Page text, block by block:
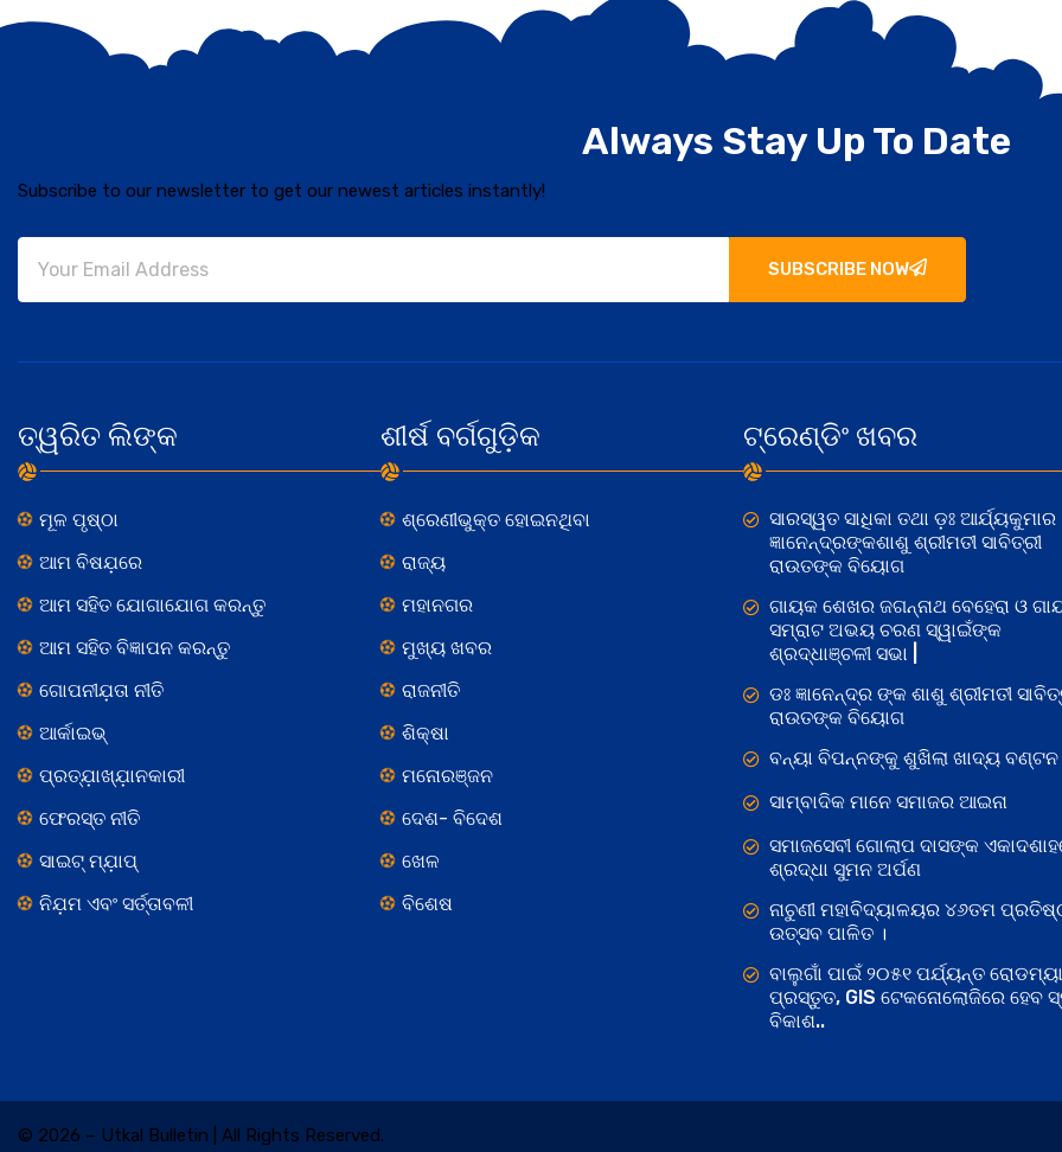
Always Stay Up To Date
Subscribe to our newsletter to get our newest articles instantly!
SUBSCRIBE NOW
ତ୍ୱରିତ ଲିଙ୍କ
ମୂଳ ପୃଷ୍ଠା
ଆମ ବିଷଯ଼ରେ
ଆମ ସହିତ ଯୋଗାଯୋଗ କରନ୍ତୁ
ଆମ ସହିତ ବିଜ୍ଞାପନ କରନ୍ତୁ
ଗୋପନୀଯ଼ତା ନୀତି
ଆର୍କାଇଭ୍
ପ୍ରତ୍ଯ଼ାଖ୍ଯ଼ାନକାରୀ
ଫେରସ୍ତ ନୀତି
ସାଇଟ୍ ମ୍ଯ଼ାପ୍
ନିଯ଼ମ ଏବଂ ସର୍ତ୍ତାବଳୀ
ଶୀର୍ଷ ବର୍ଗଗୁଡ଼ିକ
ଶ୍ରେଣୀଭୁକ୍ତ ହୋଇନଥିବା
ରାଜ୍ୟ
ମହାନଗର
ମୁଖ୍ୟ ଖବର
ରାଜନୀତି
ଶିକ୍ଷା
ମନୋରଞ୍ଜନ
ଦେଶ- ବିଦେଶ
ଖେଳ
ବିଶେଷ
ଟ୍ରେଣ୍ଡିଂ ଖବର
ସାରସ୍ୱତ ସାଧିକା ତଥା ଡ଼ଃ ଆର୍ଯ୍ୟକୁମାର
ଜ୍ଞାନେନ୍ଦ୍ରଙ୍କଶାଶୁ ଶ୍ରୀମତୀ ସାବିତ୍ରୀ
ରାଉତଙ୍କ ବିୟୋଗ
ଗାୟକ ଶେଖର ଜଗନ୍ନାଥ ବେହେରା ଓ
ସମ୍ରାଟ ଅଭୟ ଚରଣ ସ୍ୱାଇଁଙ୍କ
ଶ୍ରଦ୍ଧାଞ୍ଚଳୀ ସଭା |
ଡଃ ଜ୍ଞାନେନ୍ଦ୍ର ଙ୍କ ଶାଶୁ ଶ୍ରୀମତୀ
ରାଉତଙ୍କ ବିୟୋଗ
ବନ୍ୟା ବିପନ୍ନଙ୍କୁ ଶୁଖିଲା ଖାଦ୍ୟ ବଣ୍ଟନ
ସାମ୍ବାଦିକ ମାନେ ସମାଜର ଆଇନା
ସମାଜସେବୀ ଗୋଲାପ ଦାସଙ୍କ
ଶ୍ରଦ୍ଧା ସୁମନ ଅର୍ପଣ
ନାଚୁଣୀ ମହାବିଦ୍ୟାଳୟର ୪୬ତମ
ଉତ୍ସବ ପାଳିତ ।
ବାଲୁଗାଁ ପାଇଁ ୨୦୫୧ ପର୍ଯ୍ୟନ୍ତ
ପ୍ରସ୍ତୁତ, GIS ଟେକନୋଲୋଜିରେ ହେବ
ବିକାଶ..
© 2026 – Utkal Bulletin | All Rights Reserved.